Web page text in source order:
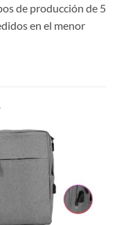
de producción de 5
en el menor